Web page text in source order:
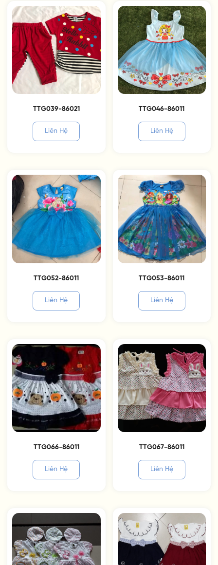
TTG039-86021
Liên Hệ
TTG046-86011
Liên Hệ
TTG052-86011
Liên Hệ
TTG053-86011
Liên Hệ
TTG066-86011
Liên Hệ
TTG067-86011
Liên Hệ